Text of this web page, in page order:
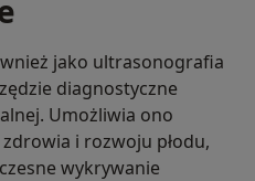
jako ultrasonografia
diagnostyczne
Umożliwia ono
i rozwoju płodu,
wykrywanie